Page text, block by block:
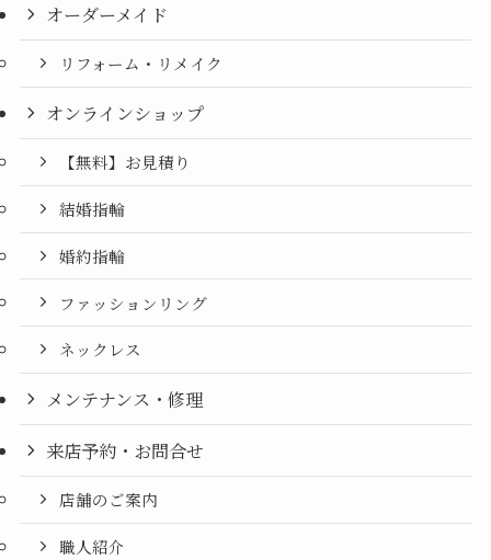
オーダーメイド
リフォーム・リメイク
オンラインショップ
【無料】お見積り
結婚指輪
婚約指輪
ファッションリング
ネックレス
メンテナンス・修理
来店予約・お問合せ
店舗のご案内
職人紹介